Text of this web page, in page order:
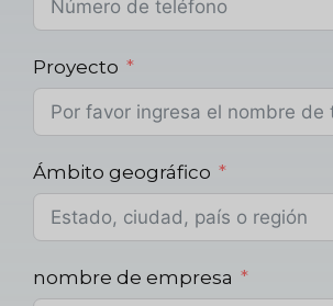
Proyecto
Ámbito geográfico
nombre de empresa